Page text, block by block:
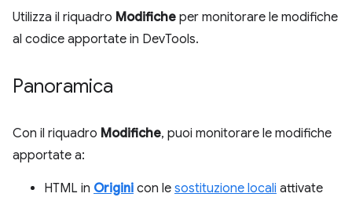
Utilizza il riquadro Modifiche per monitorare le modifiche
al codice apportate in DevTools.
Panoramica
Con il riquadro Modifiche, puoi monitorare le modifiche
apportate a:
HTML in Origini con le sostituzione locali attivate